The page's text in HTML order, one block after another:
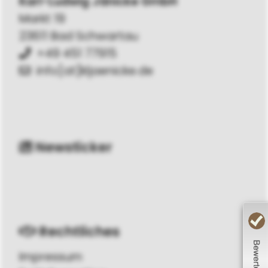
Markt 19
23611 Bad Schwartau
+49 451 77915
info[at]kljaenicke.de
Newsticker
Rechtliches
Impressum